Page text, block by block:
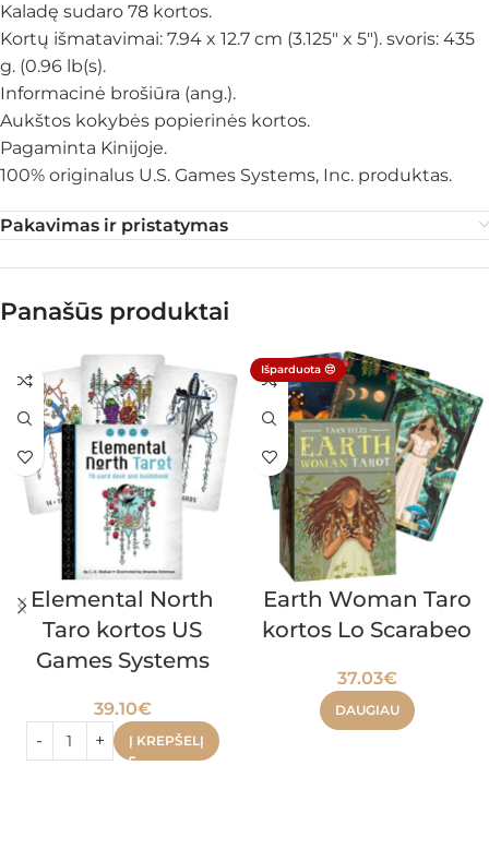
Kaladę sudaro 78 kortos.
Kortų išmatavimai: 7.94 x 12.7 cm (3.125″ x 5″). svoris: 435
g. (0.96 lb(s).
Informacinė brošiūra (ang.).
Aukštos kokybės popierinės kortos.
Pagaminta Kinijoje.
100% originalus U.S. Games Systems, Inc. produktas.
Pakavimas ir pristatymas
Panašūs produktai
Elemental North
Taro kortos US
Games Systems
39.10€
Į KREPŠELĮ
Išparduota 😔
Earth Woman Taro
kortos Lo Scarabeo
37.03€
DAUGIAU